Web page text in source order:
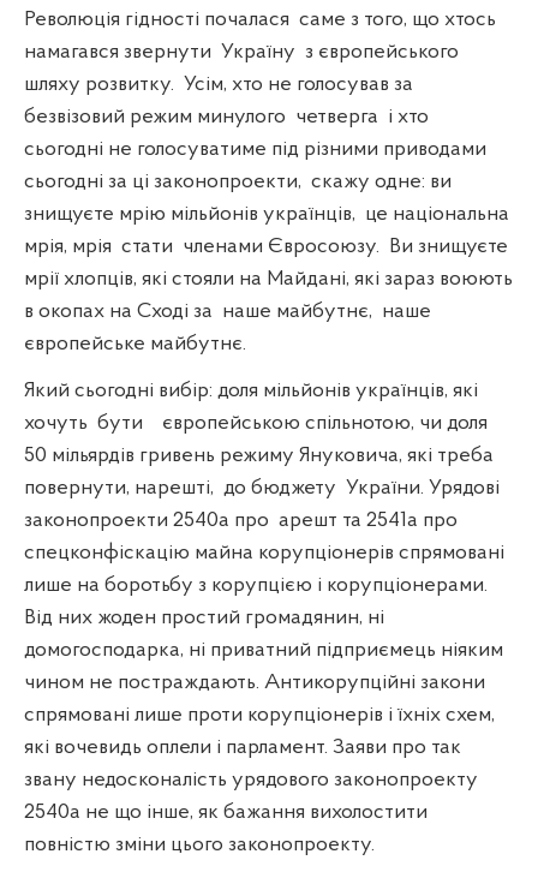
Революція гідності почалася саме з того, що хтось
намагався звернути Україну з європейського
шляху розвитку. Усім, хто не голосував за
безвізовий режим минулого четверга і хто
сьогодні не голосуватиме під різними приводами
сьогодні за ці законопроекти, скажу одне: ви
знищуєте мрію мільйонів українців, це національна
мрія, мрія стати членами Євросоюзу.
Ви знищуєте
мрії хлопців, які стояли на Майдані, які зараз воюють
в окопах на Сході за наше майбутнє, наше
європейське майбутнє.
Який сьогодні вибір: доля мільйонів українців, які
хочуть бути
європейською спільнотою, чи доля
50 мільярдів гривень режиму Януковича, які треба
повернути, нарешті, до бюджету України. Урядові
законопроекти 2540а про арешт та 2541а про
спецконфіскацію майна корупціонерів спрямовані
лише на боротьбу з корупцією і корупціонерами.
Від них жоден простий громадянин, ні
домогосподарка, ні приватний підприємець ніяким
чином не постраждають. Антикорупційні закони
спрямовані лише проти корупціонерів і їхніх схем,
які вочевидь оплели і парламент. Заяви про так
звану недосконалість урядового законопроекту
2540а не що інше, як бажання вихолостити
повністю зміни цього законопроекту.